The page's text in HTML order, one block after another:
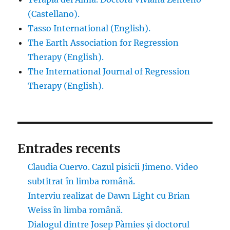
(Castellano).
Tasso International (English).
The Earth Association for Regression
Therapy (English).
The International Journal of Regression
Therapy (English).
Entrades recents
Claudia Cuervo. Cazul pisicii Jimeno. Video
subtitrat în limba română.
Interviu realizat de Dawn Light cu Brian
Weiss în limba română.
Dialogul dintre Josep Pàmies și doctorul